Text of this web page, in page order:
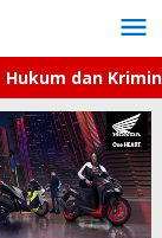
Hukum dan